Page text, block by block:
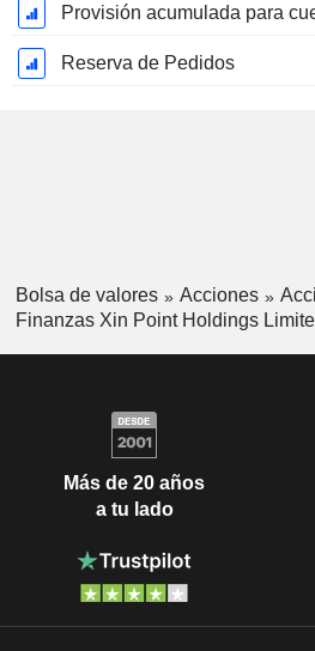
Reserva de Pedidos
Bolsa de valores Acciones
Finanzas Xin Point Holdings
Más de 20 años
a tu lado